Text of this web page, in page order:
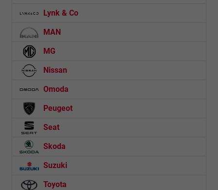
Lynk & Co
MAN
MG
Nissan
Omoda
Peugeot
Seat
Skoda
Suzuki
Toyota